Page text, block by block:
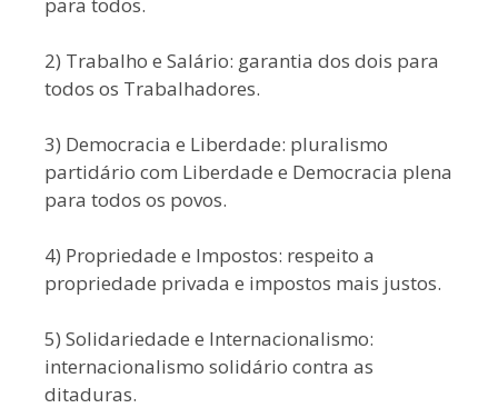
2) Trabalho e Salário: garantia dos dois para
todos os Trabalhadores.
3) Democracia e Liberdade: pluralismo
partidário com Liberdade e Democracia plena
para todos os povos.
4) Propriedade e Impostos: respeito a
propriedade privada e impostos mais justos.
5) Solidariedade e Internacionalismo:
internacionalismo solidário contra as
ditaduras.